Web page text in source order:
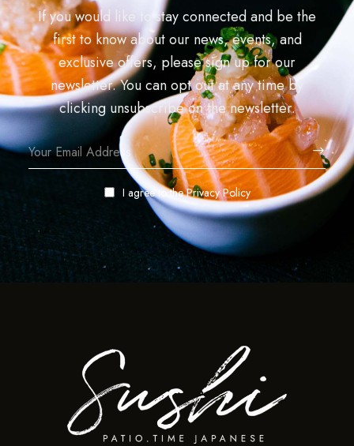
If you would like to stay connected and be the
first to know about our news, events, and
exclusive offers, please sign up for our
newsletter. You can opt out at any time by
clicking unsubscribe on the newsletter.
I agree to thePrivacy Policy